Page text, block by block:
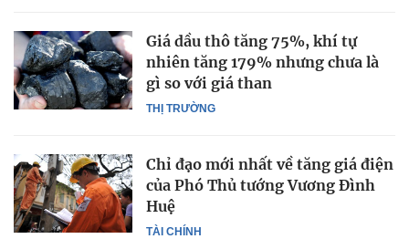
THỊ TRƯỜNG
Giá dầu thô tăng 75%, khí tự
nhiên tăng 179% nhưng chưa là
gì so với giá than
TÀI CHÍNH
Chỉ đạo mới nhất về tăng giá điện
của Phó Thủ tướng Vương Đình
Huệ